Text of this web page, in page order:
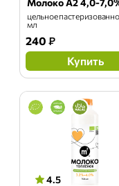
Молоко А2 4,0-
цельное
мл
240 ₽
Купить
4.5